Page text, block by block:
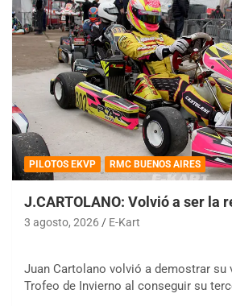
PILOTOS EKVP RMC BUENOS AIRES
J.CARTOLANO: Volvió a ser la
3 agosto, 2026 E-Kart
Juan Cartolano volvió a demostrar su
Trofeo de Invierno al conseguir su
08/09-AGO